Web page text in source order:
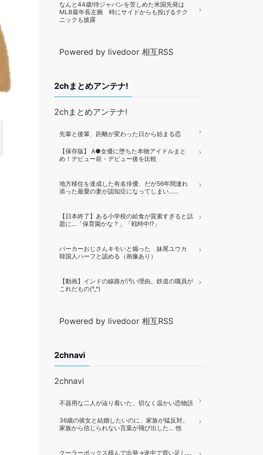
なんと44歳!侍ジャパンを苦しめた米国先発は
MLB最年長左腕 時にサイドからも投げるテク
ニックも披露
Powered by livedoor 相互RSS
2chまとめアンテナ!
2chまとめアンテナ!
先輩と後輩、距離が変わった日から始まる恋
【保存版】 A●女優に堕ちた本物アイドルまと
め！デビュー前・デビュー後を比較
地方移住を達成した有名俳優、だが56年間連れ
添った最愛の妻が認知症になってしまい……
【日本終了】ある小学校の給食が質素すぎると話
題に…「保育園かな？」「戦時中!?」
パーカーおじさんキモいと煽った 妹尾ユウカ
韓国人ハーフと認める（画像あり）
【動画】インドの線路が汚い理由。鉄道の職員が
これだもの(°_°)
Powered by livedoor 相互RSS
2chnavi
2chnavi
不器用な二人が辿り着いた、切なく温かい恋物語
36歳の彼女と結婚したいのに、家族が猛反対。
家族から信じられない言葉が飛び出した… 他
クーラーボックス積んで出発→途中で買い足し…